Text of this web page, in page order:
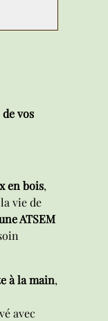
vos
en bois,
vie de
ATSEM
à la main,
avec